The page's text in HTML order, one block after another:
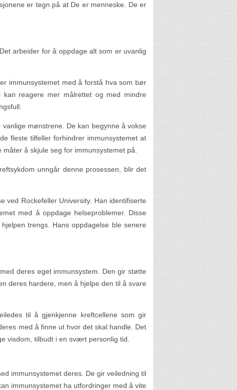
er tegn på at De er menneske. De er
arbeider for å oppdage alt som er uvanlig
immunsystemet med å forstå hva som bør
reagere mer målrettet og med mindre
mønstrene. De kan begynne å vokse
fleste tilfeller forhindrer immunsystemet at
å skjule seg for immunsystemet på.
unngår denne prosessen, blir det
ved Rockefeller University. Han identifiserte
med å oppdage helseproblemer. Disse
trengs. Hans oppdagelse ble senere
deres eget immunsystem. Den gir støtte
deres hardere, men å hjelpe den til å svare
til å gjenkjenne kreftcellene som gir
med å finne ut hvor det skal handle. Det
visdom, tilbudt i en svært personlig tid.
immunsystemet deres. De gir veiledning til
immunsystemet ha utfordringer med å vite